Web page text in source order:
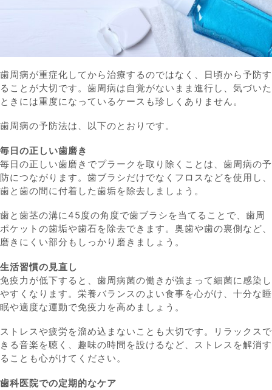
歯周病が重症化してから治療するのではなく、日頃から予防す
ることが大切です。歯周病は自覚がないまま進行し、気づいた
ときには重度になっているケースも珍しくありません。
歯周病の予防法は、以下のとおりです。
毎日の正しい歯磨き
毎日の正しい歯磨きでプラークを取り除くことは、歯周病の予
防につながります。歯ブラシだけでなくフロスなどを使用し、
歯と歯の間に付着した歯垢を除去しましょう。
歯と歯茎の溝に45度の角度で歯ブラシを当てることで、歯周
ポケットの歯垢や歯石を除去できます。奥歯や歯の裏側など、
磨きにくい部分もしっかり磨きましょう。
生活習慣の見直し
免疫力が低下すると、歯周病菌の働きが強まって細菌に感染し
やすくなります。栄養バランスのよい食事を心がけ、十分な睡
眠や適度な運動で免疫力を高めましょう。
ストレスや疲労を溜め込まないことも大切です。リラックスで
きる音楽を聴く、趣味の時間を設けるなど、ストレスを解消す
ることも心がけてください。
歯科医院での定期的なケア